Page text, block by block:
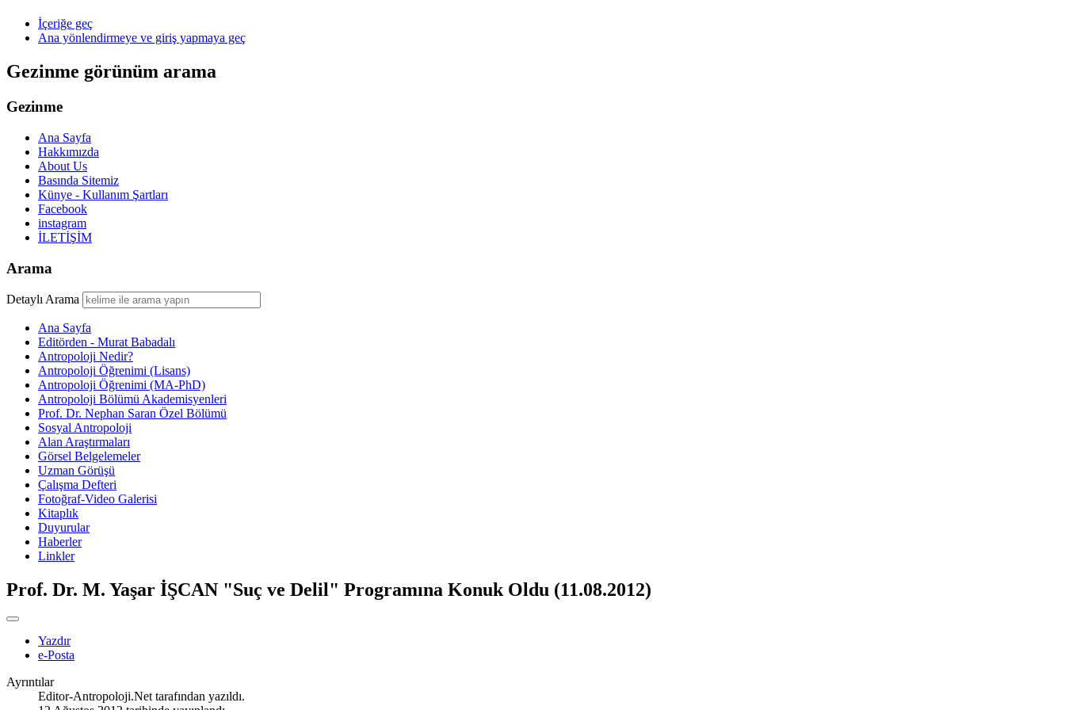
İçeriğe geç
Ana yönlendirmeye ve giriş yapmaya geç
Gezinme görünüm arama
Gezinme
Ana Sayfa
Hakkımızda
About Us
Basında Sitemiz
Künye - Kullanım Şartları
Facebook
instagram
İLETİŞİM
Arama
Detaylı Arama
Ana Sayfa
Editörden - Murat Babadalı
Antropoloji Nedir?
Antropoloji Öğrenimi (Lisans)
Antropoloji Öğrenimi (MA-PhD)
Antropoloji Bölümü Akademisyenleri
Prof. Dr. Nephan Saran Özel Bölümü
Sosyal Antropoloji
Alan Araştırmaları
Görsel Belgelemeler
Uzman Görüşü
Çalışma Defteri
Fotoğraf-Video Galerisi
Kitaplık
Duyurular
Haberler
Linkler
Prof. Dr. M. Yaşar İŞCAN "Suç ve Delil" Programına Konuk Oldu (11.08.2012)
Yazdır
e-Posta
Ayrıntılar
Editor-Antropoloji.Net tarafından yazıldı.